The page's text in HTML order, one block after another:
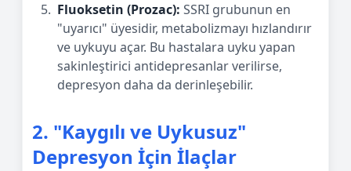
Fluoksetin (Prozac): SSRI grubunun en
"uyarıcı" üyesidir, metabolizmayı hızlandırır
ve uykuyu açar. Bu hastalara uyku yapan
sakinleştirici antidepresanlar verilirse,
depresyon daha da derinleşebilir.
2. "Kaygılı ve Uykusuz"
Depresyon İçin İlaçlar